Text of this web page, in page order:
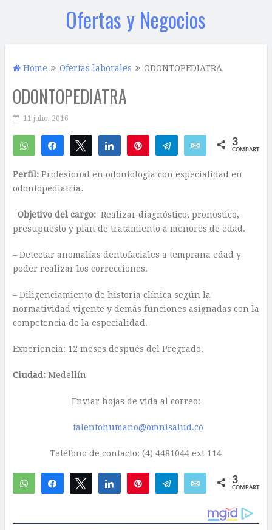
Ofertas y Negocios
Home Ofertas laborales ODONTOPEDIATRA
ODONTOPEDIATRA
11 julio, 2016
WhatsAppCompartirTwittear Compartir Telegram Email 3
COMPARTIR
Perfil:Profesional en odontología con especialidad en
odontopediatría.
Objetivo del cargo:Realizar diagnóstico, pronostico,
presupuesto y plan de tratamiento a menores de edad.
– Detectar anomalías dentofaciales a temprana edad y
poder realizar los correcciones.
– Diligenciamiento de historia clínica según la
normatividad vigente y demás funciones asignadas con la
competencia de la especialidad.
Experiencia: 12 meses después del Pregrado.
Ciudad:Medellín
Enviar hojas de vida al correo:
talentohumano@omnisalud.co
Teléfono de contacto: (4) 4481044 ext 114
WhatsAppCompartirTwittear Compartir Telegram Email 3
COMPARTIR